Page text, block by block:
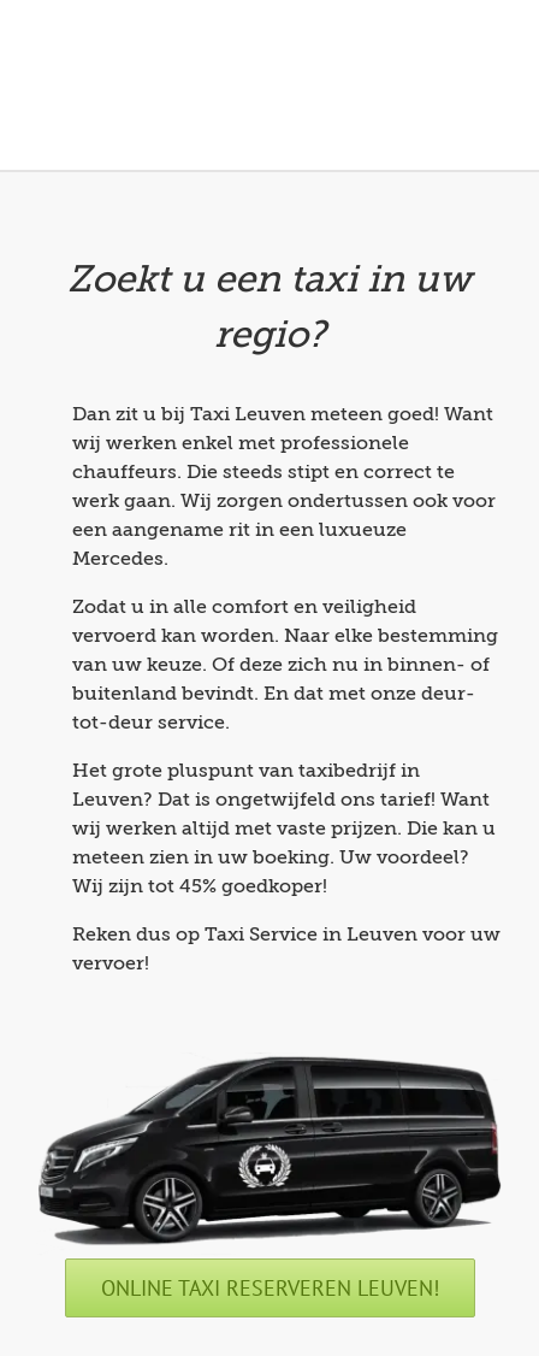
Zoekt u een taxi in uw
regio?
Dan zit u bij Taxi Leuven meteen goed! Want
wij werken enkel met professionele
chauffeurs. Die steeds stipt en correct te
werk gaan. Wij zorgen ondertussen ook voor
een aangename rit in een luxueuze
Mercedes.
Zodat u in alle comfort en veiligheid
vervoerd kan worden. Naar elke bestemming
van uw keuze. Of deze zich nu in binnen- of
buitenland bevindt. En dat met onze deur-
tot-deur service.
Het grote pluspunt van taxibedrijf in
Leuven? Dat is ongetwijfeld ons tarief! Want
wij werken altijd met vaste prijzen. Die kan u
meteen zien in uw boeking. Uw voordeel?
Wij zijn tot 45% goedkoper!
Reken dus op Taxi Service in Leuven voor uw
vervoer!
ONLINE TAXI RESERVEREN LEUVEN!